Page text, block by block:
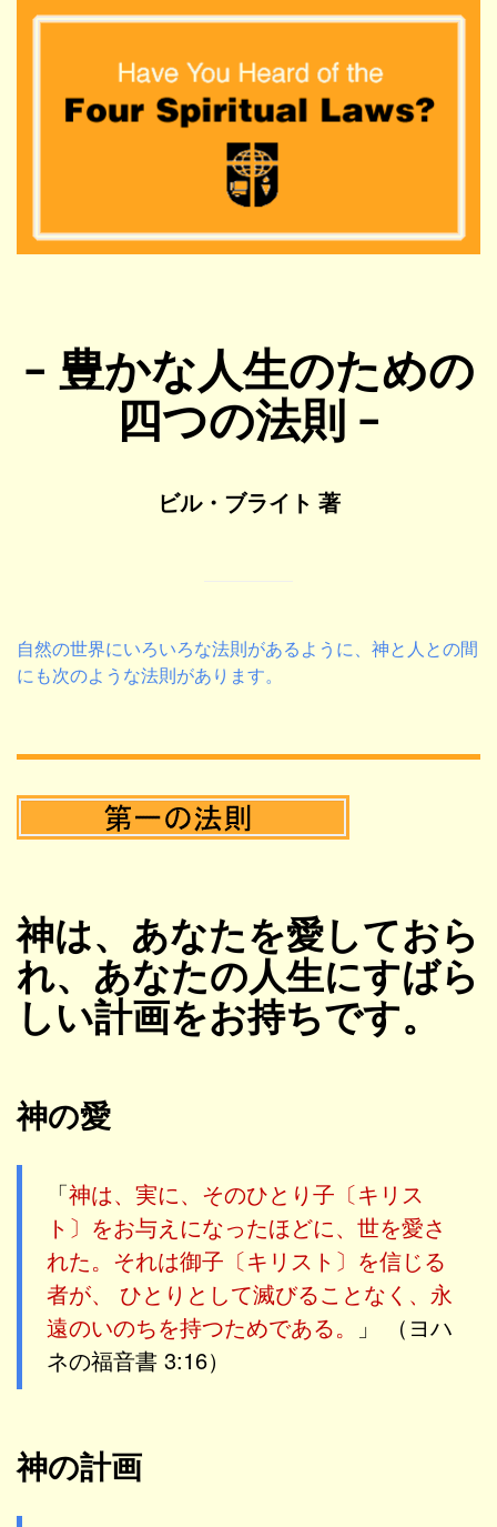
− 豊かな人生のための
四つの法則 −
ビル・ブライト 著
自然の世界にいろいろな法則があるように、神と人との間
にも次のような法則があります。
神は、あなたを愛しておら
れ、あなたの人生にすばら
しい計画をお持ちです。
神の愛
「神は、実に、そのひとり子〔キリス
ト〕をお与えになったほどに、世を愛さ
れた。それは御子〔キリスト〕を信じる
者が、 ひとりとして滅びることなく、永
遠のいのちを持つためである。
」 （ヨハ
ネの福音書 3:16）
神の計画